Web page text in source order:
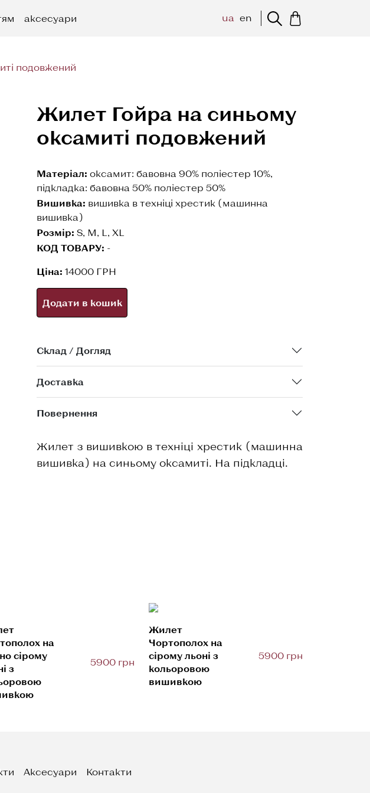
аксесуари ua en
подовжений
Жилет Гойра на синьому
оксамиті подовжений
Матеріал: оксамит: бавовна 90% поліестер 10%,
підкладка: бавовна 50% поліестер 50%
Вишивка: вишивка в техніці хрестик (машинна
вишивка)
Розмір: S, M, L, XL
КОД ТОВАРУ: -
Ціна: 14000 ГРН
Додати в кошик
Склад / Догляд
Доставка
Повернення
Жилет з вишивкою в техніці хрестик (машинна
вишивка) на синьому оксамиті. На підкладці.
на
сірому
з
5900 грн
Жилет
Чортополох на
сірому льоні з
кольоровою
вишивкою
5900 грн
Аксесуари Контакти